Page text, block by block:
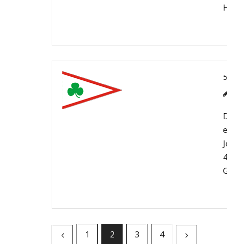
1 2 3 4